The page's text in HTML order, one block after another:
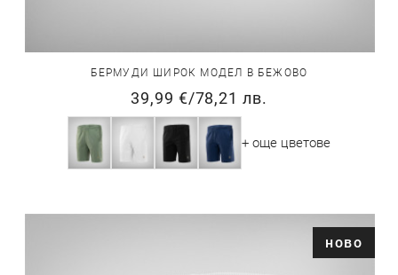
БЕРМУДИ ШИРОК МОДЕЛ В БЕЖОВО
39,99 €/78,21 лв.
+ още цветове
ново